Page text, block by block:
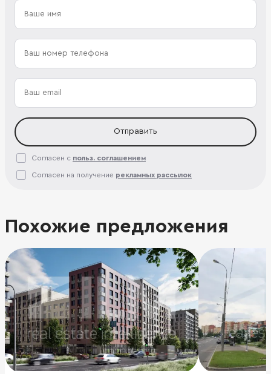
Отправить
Согласен с польз. соглашением
Согласен на получение рекламных рассылок
Похожие предложения